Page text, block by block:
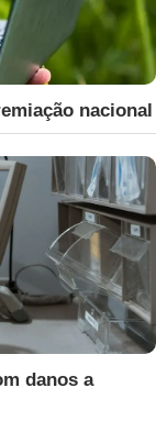
nacional
danos a